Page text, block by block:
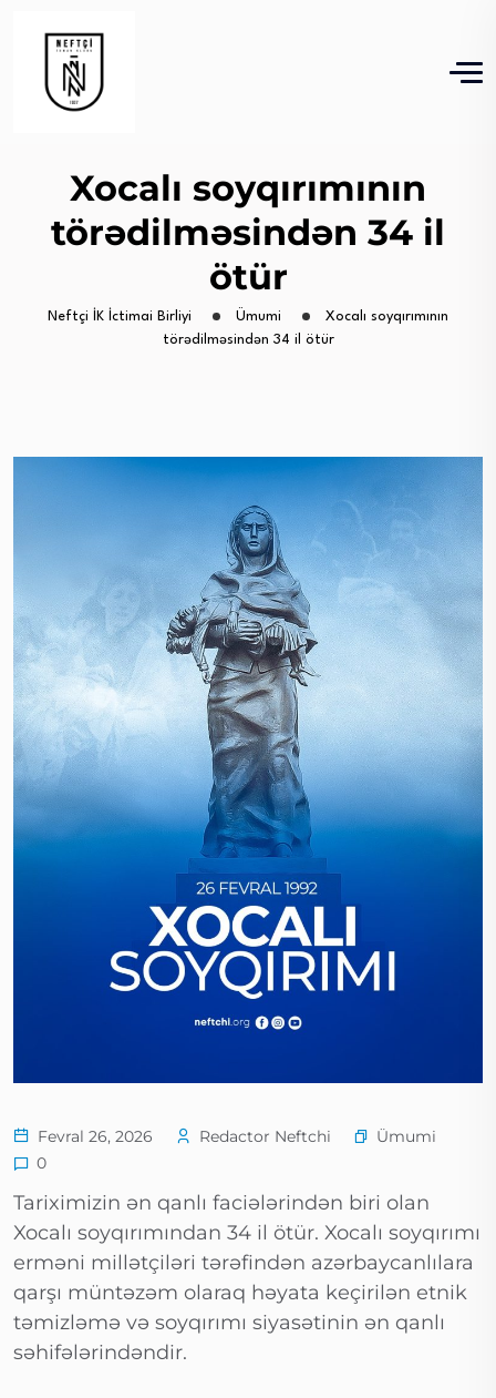
Xocalı soyqırımının
törədilməsindən 34 il
ötür
Neftçi İK İctimai Birliyi Ümumi
Xocalı soyqırımının
törədilməsindən 34 il ötür
Fevral 26, 2026 Redactor Neftchi
Ümumi
0
Tariximizin ən qanlı faciələrindən biri olan
Xocalı soyqırımından 34 il ötür. Xocalı soyqırımı
erməni millətçiləri tərəfindən azərbaycanlılara
qarşı müntəzəm olaraq həyata keçirilən etnik
təmizləmə və soyqırımı siyasətinin ən qanlı
səhifələrindəndir.